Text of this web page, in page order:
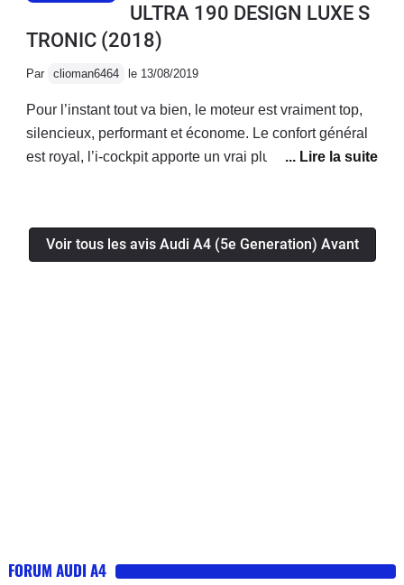
ULTRA 190 DESIGN LUXE S
TRONIC (2018)
Par clioman6464 le 13/08/2019
Pour l’instant tout va bien, le moteur est vraiment top,
silencieux, performant et économe. Le confort général
est royal, l’i-cockpit apporte un vrai plus! La voiture a
permet d’avoir une voiture bonne à tout faire!
Voir tous les avis Audi A4 (5e Generation) Avant
FORUM AUDI A4